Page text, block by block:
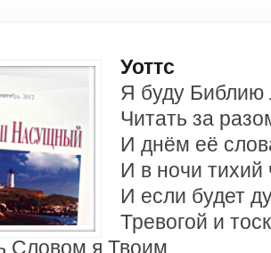
Уоттс
Я буду Библию
Читать за
И днём её
И в ночи тихий
И если будет
Тревогой и
Словом я Твоим